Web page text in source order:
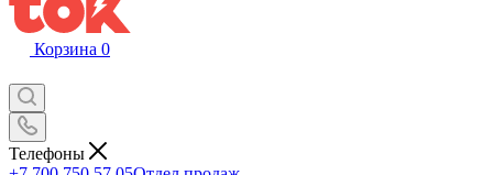
Корзина 0
Телефоны